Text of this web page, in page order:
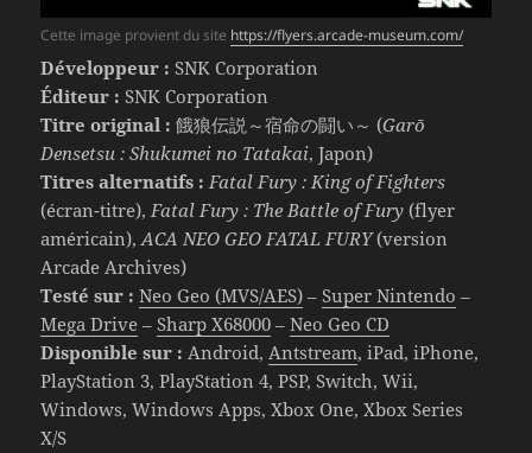
Cette image provient du site https://flyers.arcade-museum.com/
Développeur : SNK Corporation
Éditeur : SNK Corporation
Titre original : 餓狼伝説～宿命の闘い～ (Garō
Densetsu : Shukumei no Tatakai, Japon)
Titres alternatifs : Fatal Fury : King of Fighters
(écran-titre),Fatal Fury : The Battle of Fury (flyer
américain),ACA NEO GEO FATAL FURY(version
Arcade Archives)
Testé sur : Neo Geo (MVS/AES) –Super Nintendo –
Mega Drive –Sharp X68000 –Neo Geo CD
Disponible sur : Android,Antstream, iPad, iPhone,
PlayStation 3, PlayStation 4, PSP, Switch, Wii,
Windows, Windows Apps, Xbox One, Xbox Series
X/S